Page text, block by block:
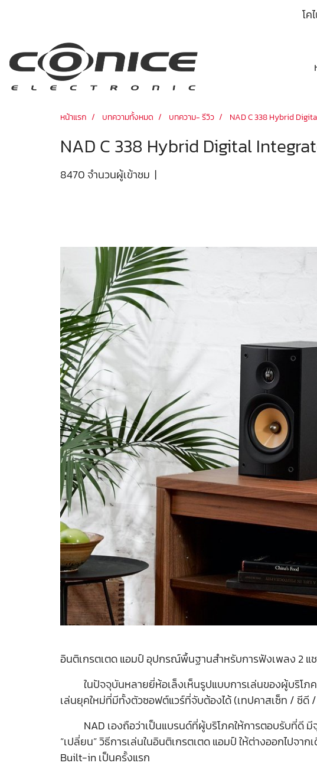
โค
หน้าแรก บทความทั้งหมด บทความ- รีวิว NAD C 338 Hybrid
NAD C 338 Hybrid Digital
8470 จำนวนผู้เข้าชม |
อินติเกรตเตด แอมป์ อุปกรณ์พื้นฐานสำหรับการฟังเพลง 2 แ
ในปัจจุบันหลายยี่ห้อเล็งเห็นรูปแบบการเล่นของผู้บริโภคที่
เล่นยุคใหม่ที่มีทั้งตัวซอฟต์แวร์ที่จับต้องได้ (เทปคาสเซ็ท / ซี
NAD เองถือว่าเป็นแบรนด์ที่ผู้บริโภคให้การตอบรับที่ดี มีจุ
“เปลี่ยน” วิธีการเล่นในอินติเกรตเตด แอมป์ ให้ต่างออกไปจ
Built-in เป็นครั้งแรก